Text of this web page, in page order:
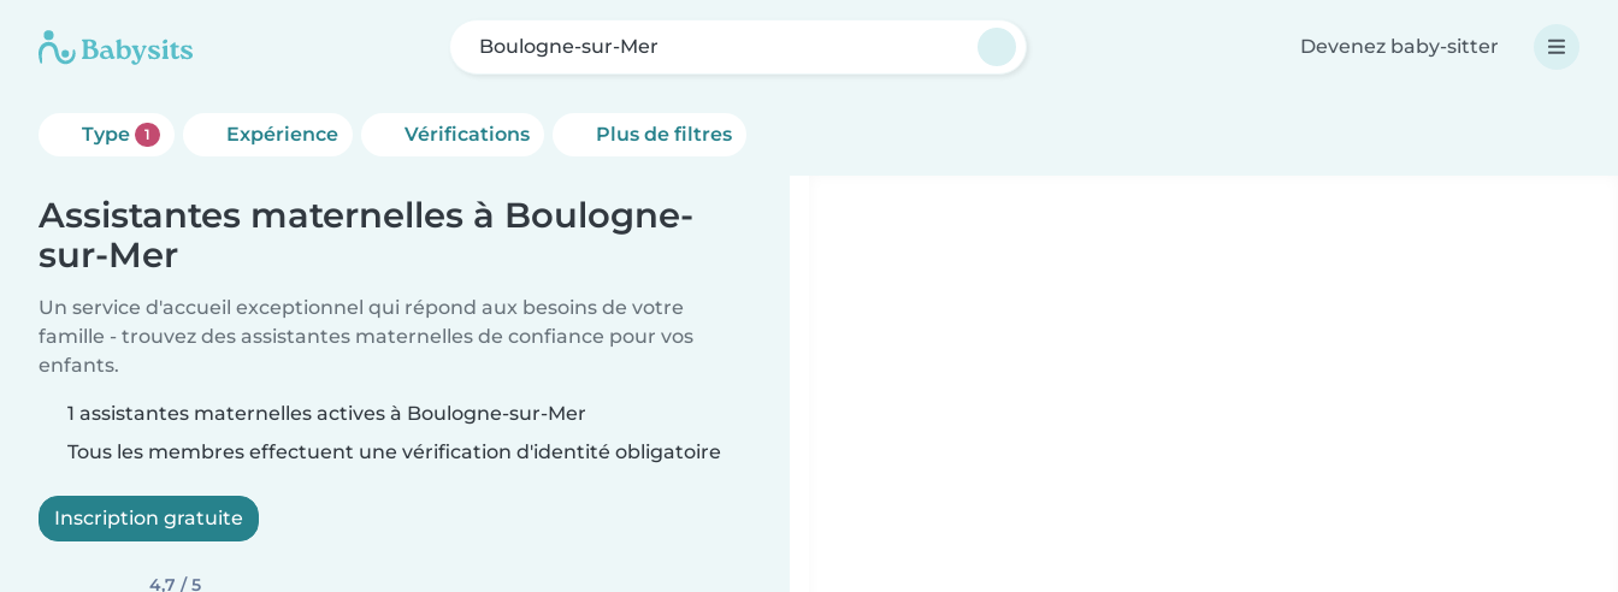
Boulogne-sur-Mer Devenez baby-sitter
Type 1 Expérience Vérifications Plus de filtres
Assistantes maternelles à Boulogne-
sur-Mer
Un service d'accueil exceptionnel qui répond aux besoins de votre
famille - trouvez des assistantes maternelles de confiance pour vos
enfants.
1 assistantes maternelles actives à Boulogne-sur-Mer
Tous les membres effectuent une vérification d'identité obligatoire
Inscription gratuite
4,7 / 5